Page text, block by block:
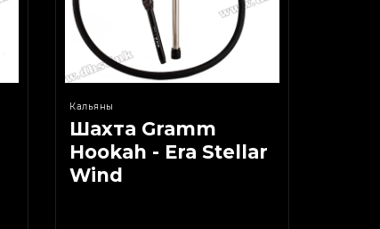
Кальяны
Шахта Gramm
Hookah - Era Stellar
Wind